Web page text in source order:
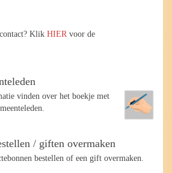
Klik HIER voor de
vinden over het boekje met
/ giften overmaken
bestellen of een gift overmaken.